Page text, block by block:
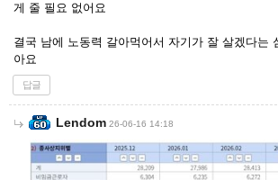
게 줄 필요 없어요
결국 남에 노동력 갈아먹어서 자기가 잘 살겠다는
아요
답글
Lendom 26-06-16 14:18